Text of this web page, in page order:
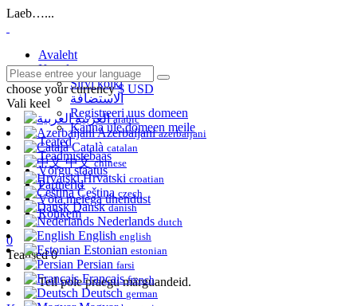
Laeb…...
Avaleht
Kauplus
Sirvi kõiki
الاستضافة
Registreeri uus domeen
Kanna üle domeen meile
Teated
Teadmistebaas
Võrgu staatus
Partnerid
Võta meiega ühendust
Rohkem
0
Teatised0
Teil pole praegu märguandeid.
choose your currency $ USD
Vali keel
العربيةarabic
Azerbaijaniazerbaijani
Català catalan
中文chinese
Hrvatski croatian
Čeština czech
Danskdanish
Nederlands dutch
English english
Estonian estonian
Persian farsi
Françaisfrench
Deutsch german